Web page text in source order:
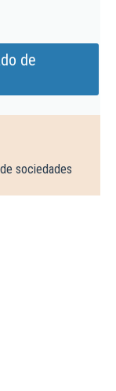
de
sociedades